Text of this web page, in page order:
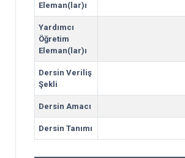
Eleman(lar)ı
Yardımcı
Öğretim
Eleman(lar)ı
Dersin Veriliş
Şekli
Dersin Amacı
Dersin Tanımı